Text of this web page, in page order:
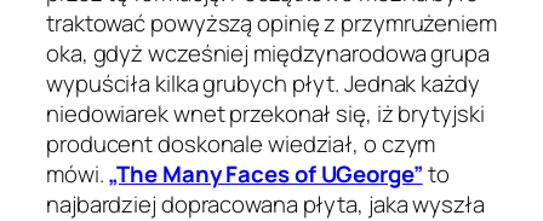
traktować powyższą opinię z przymrużeniem
oka, gdyż wcześniej międzynarodowa grupa
wypuściła kilka grubych płyt. Jednak każdy
niedowiarek wnet przekonał się, iż brytyjski
producent doskonale wiedział, o czym
mówi.„The Many Faces of UGeorge”to
najbardziej dopracowana płyta, jaka wyszła